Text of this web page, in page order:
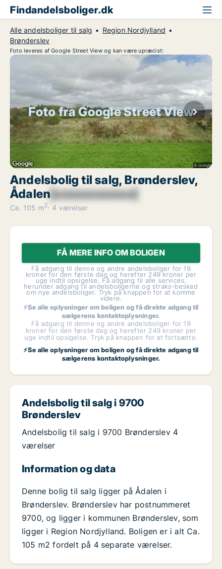
Findandelsboliger.dk
Alle andelsboliger til salg
Region Nordjylland
Brønderslev
Foto leveres af Google Street View og kan være upræcist:
Foto fra Google Street View
Andelsbolig til salg, Brønderslev,
Ådalen[xxxxxxxxxxxx]
Ca. 105 m2 4 værelser
FÅ MERE INFO OM BOLIGEN
Få adgang til denne og andre andelsboliger for 19
kroner for den første dag og herefter 249 kroner per
uge indtil opsigelse. Få adgang til alle services,
herunder adgang til andelsboligerne og straks-besked
om nye andelsboliger. Tryk på knappen for at komme
videre.
⚡Se alle oplysninger om boligen og få direkte adgang til
sælgerens kontaktoplysninger.
Få adgang til denne og andre andelsboliger for 19
kroner for den første dag og herefter 249 kroner per
uge indtil opsigelse. Tryk på knappen for at fortsætte.
⚡Se alle oplysninger om boligen og få direkte adgang til
sælgerens kontaktoplysninger.
Andelsbolig til salg i 9700
Brønderslev
Andelsbolig til salg i 9700 Brønderslev 4
værelser
Information og data
Denne bolig til salg ligger på Ådalen i
Brønderslev. Brønderslev har postnummeret
9700, og ligger i kommunen Brønderslev, som
ligger i Region Nordjylland. Boligen er i alt Ca.
105 m2 fordelt på 4 separate værelser.